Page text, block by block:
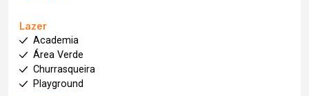
Lazer
Academia
Área Verde
Churrasqueira
Playground